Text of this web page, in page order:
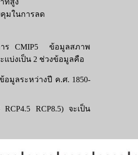
มในการลด
าร CMIP5 ข้อมูลสภาพ
แบ่งเป็น 2 ช่วงข้อมูลคือ
อมูลระหว่างปี ค.ศ. 1850-
RCP4.5 RCP8.5) จะเป็น